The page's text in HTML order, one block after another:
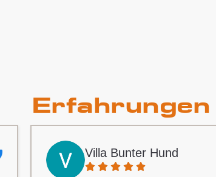
Erfahrungen
Villa Bunter Hund